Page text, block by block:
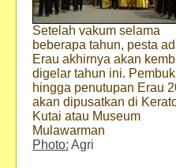
Setelah vakum selama
beberapa tahun, pesta
Erau akhirnya akan
digelar tahun ini.
hingga penutupan Erau
akan dipusatkan di
Kutai atau Museum
Mulawarman
Photo: Agri